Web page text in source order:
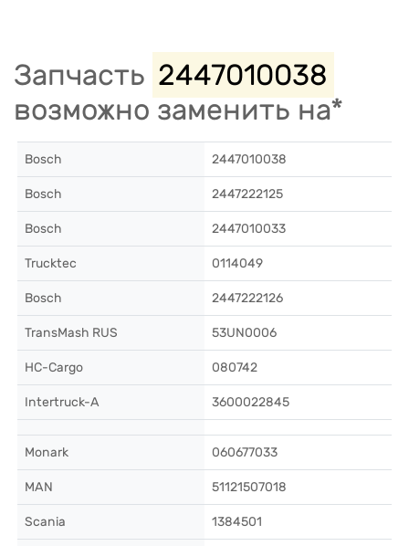
Запчасть 2447010038
возможно заменить на*
Bosch 2447010038
Bosch 2447222125
Bosch 2447010033
Trucktec 0114049
Bosch 2447222126
TransMash RUS 53UN0006
HC-Cargo 080742
Intertruck-A 3600022845
Monark 060677033
MAN 51121507018
Scania 1384501